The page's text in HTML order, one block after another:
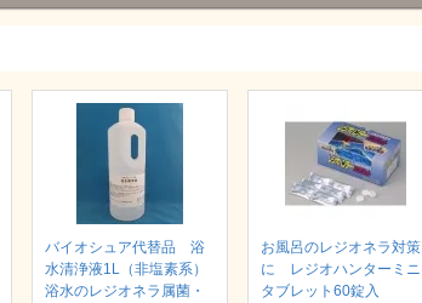
バイオシュア代替品 浴
水清浄液1L（非塩素系）
浴水のレジオネラ属菌・
お風呂のレジオネラ対策
に レジオハンターミニ
タブレット60錠入